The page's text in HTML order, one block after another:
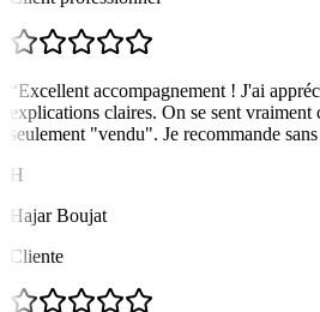
“Excellent accompagnement ! J'ai
explications claires. On se sent vraiment
seulement "vendu". Je recommande sans
H
Hajar Boujat
Cliente